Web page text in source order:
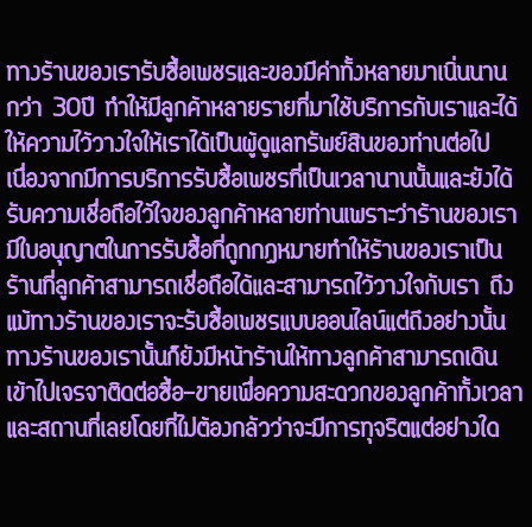
ทางร้านของเรารับซื้อเพชรและของมีค่าทั้งหลายมาเนิ่นนาน
กว่า 30ปี ทำให้มีลูกค้าหลายรายที่มาใช้บริการกับเราและได้
ให้ความไว้วางใจให้เราได้เป็นผู้ดูแลทรัพย์สินของท่านต่อไป
เนื่องจากมีการบริการรับซื้อเพชรที่เป็นเวลานานนั้นและยังได้
รับความเชื่อถือไว้ใจของลูกค้าหลายท่านเพราะว่าร้านของเรา
มีใบอนุญาตในการรับซื้อที่ถูกกฎหมายทำให้ร้านของเราเป็น
ร้านที่ลูกค้าสามารถเชื่อถือได้และสามารถไว้วางใจกับเรา ถึง
แม้ทางร้านของเราจะรับซื้อเพชรแบบออนไลน์แต่ถึงอย่างนั้น
ทางร้านของเรานั้นก็ยังมีหน้าร้านให้ทางลูกค้าสามารถเดิน
เข้าไปเจรจาติดต่อซื้อ-ขายเพื่อความสะดวกของลูกค้าทั้งเวลา
และสถานที่เลยโดยที่ไม่ต้องกลัวว่าจะมีการทุจริตแต่อย่างใด